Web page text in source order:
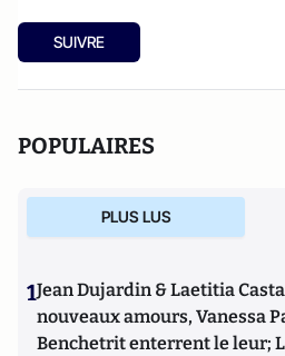
SUIVRE
POPULAIRES
PLUS LUS
1Jean Dujardin & Laetitia
nouveaux amours, Vanessa
Benchetrit enterrent le leur;